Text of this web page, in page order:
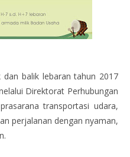
balik lebaran tahun 2017
Direktorat Perhubungan
transportasi udara,
perjalanan dengan nyaman,